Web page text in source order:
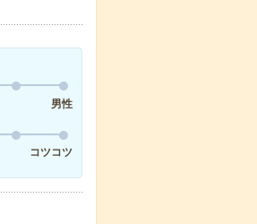
男性
コツコツ